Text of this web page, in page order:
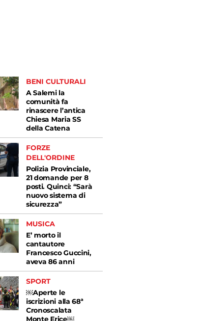
BENI CULTURALI
A Salemi la
comunità fa
rinascere l’antica
Chiesa Maria SS
della Catena
FORZE
DELL'ORDINE
Polizia Provinciale,
21 domande per 8
posti. Quinci: “Sarà
nuovo sistema di
sicurezza”
MUSICA
E’ morto il
cantautore
Francesco Guccini,
aveva 86 anni
SPORT
￼Aperte le
iscrizioni alla 68ª
Cronoscalata
Monte Erice￼